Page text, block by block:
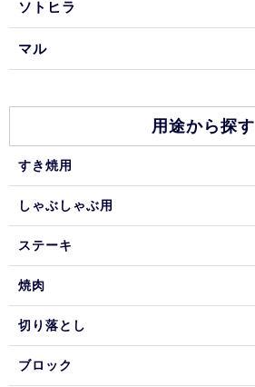
ソトヒラ
マル
用途から探す
すき焼用
しゃぶしゃぶ用
ステーキ
焼肉
切り落とし
ブロック